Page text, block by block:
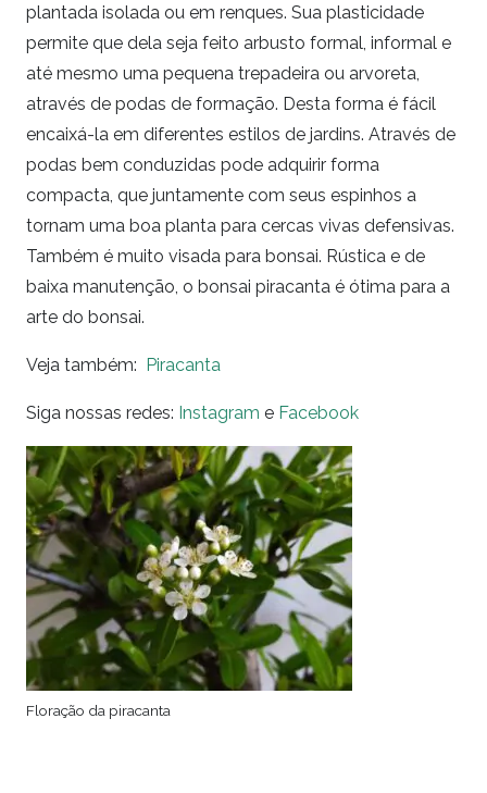
plantada isolada ou em renques. Sua plasticidade
permite que dela seja feito arbusto formal, informal e
até mesmo uma pequena trepadeira ou arvoreta,
através de podas de formação. Desta forma é fácil
encaixá-la em diferentes estilos de jardins. Através de
podas bem conduzidas pode adquirir forma
compacta, que juntamente com seus espinhos a
tornam uma boa planta para cercas vivas defensivas.
Também é muito visada para bonsai. Rústica e de
baixa manutenção, o bonsai piracanta é ótima para a
arte do bonsai.
Veja também: Piracanta
Siga nossas redes: Instagram e Facebook
Floração da piracanta